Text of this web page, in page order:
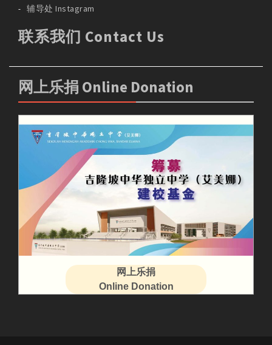
辅导处 Instagram
联系我们 Contact Us
网上乐捐 Online Donation
网上乐捐
Online Donation